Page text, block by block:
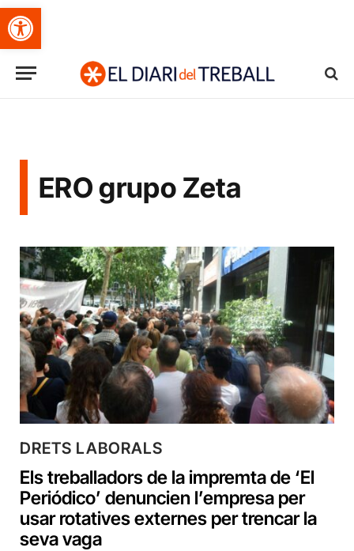
Obre la barra d'eines
ERO grupo Zeta
DRETS LABORALS
Els treballadors de la impremta de ‘El
Periódico’ denuncien l’empresa per
usar rotatives externes per trencar la
seva vaga